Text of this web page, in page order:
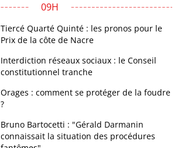
09H
Tiercé Quarté Quinté : les pronos pour le
Prix de la côte de Nacre
Interdiction réseaux sociaux : le Conseil
constitutionnel tranche
Orages : comment se protéger de la foudre
?
Bruno Bartocetti : "Gérald Darmanin
connaissait la situation des procédures